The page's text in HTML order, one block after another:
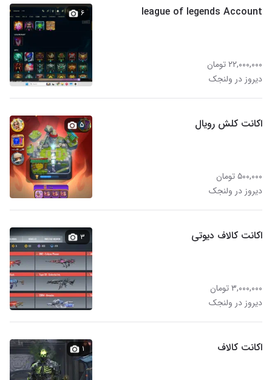
league of legends Account
۲۲,۰۰۰,۰۰۰ تومان
دیروز در ولنجک
۶
اکانت کلش رویال
۵۰۰,۰۰۰ تومان
دیروز در ولنجک
۵
اکانت کالاف دیوتی
۳,۰۰۰,۰۰۰ تومان
دیروز در ولنجک
۳
اکانت کالاف ۱